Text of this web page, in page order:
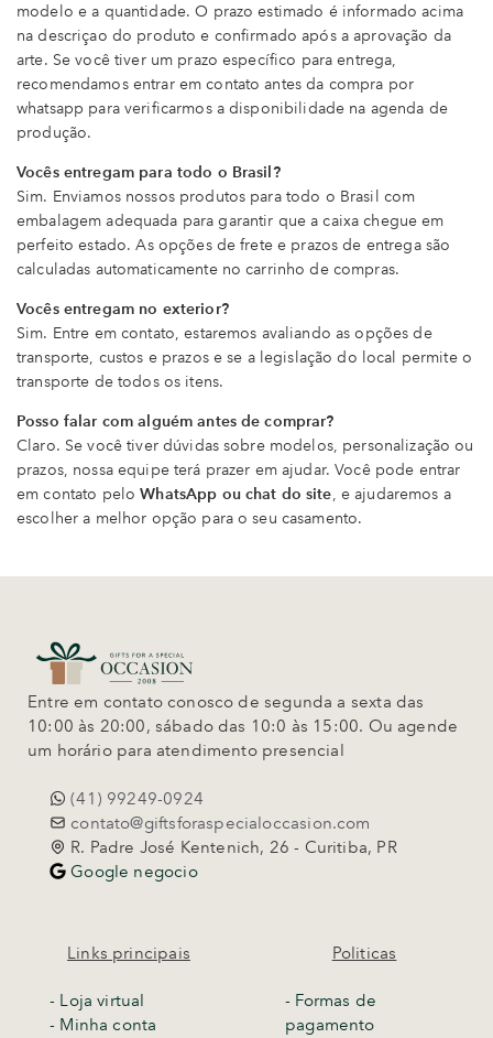
modelo e a quantidade. O prazo estimado é informado acima
na descriçao do produto e confirmado após a aprovação da
arte. Se você tiver um prazo específico para entrega,
recomendamos entrar em contato antes da compra por
whatsapp para verificarmos a disponibilidade na agenda de
produção.
Vocês entregam para todo o Brasil?
Sim. Enviamos nossos produtos para todo o Brasil com
embalagem adequada para garantir que a caixa chegue em
perfeito estado. As opções de frete e prazos de entrega são
calculadas automaticamente no carrinho de compras.
Vocês entregam no exterior?
Sim. Entre em contato, estaremos avaliando as opções de
transporte, custos e prazos e se a legislação do local permite o
transporte de todos os itens.
Posso falar com alguém antes de comprar?
Claro. Se você tiver dúvidas sobre modelos, personalização ou
prazos, nossa equipe terá prazer em ajudar. Você pode entrar
em contato peloWhatsApp ou chat do site, e ajudaremos a
escolher a melhor opção para o seu casamento.
Entre em contato conosco de segunda a sexta das
10:00 às 20:00, sábado das 10:0 às 15:00. Ou agende
um horário para atendimento presencial
(41) 99249-0924
contato@giftsforaspecialoccasion.com
R. Padre José Kentenich, 26 - Curitiba, PR
Google negocio
Links principais
- Loja virtual
- Minha conta
Politicas
- Formas de
pagamento